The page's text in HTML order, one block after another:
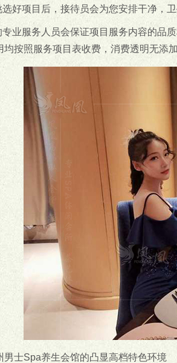
好项目后，接待员会为您安排干净，
专业服务人员会保证项目服务内容的品
均按照服务项目表收费，消费透明无添
男士Spa养生会馆的凸显高档特色环境